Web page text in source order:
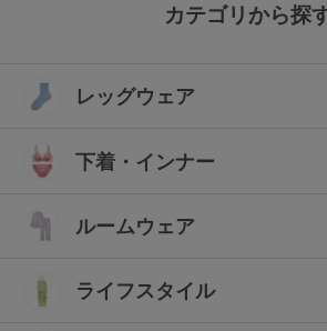
カテゴリから探
レッグウェア
下着・インナー
ルームウェア
ライフスタイル